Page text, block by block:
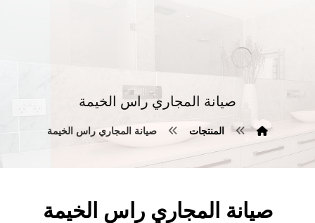
صيانة المجاري راس الخيمة
المنتجات صيانة المجاري راس الخيمة
صيانة المجاري راس الخيمة